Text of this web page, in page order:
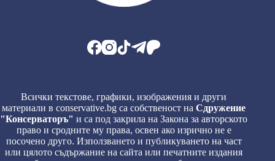
Всички текстове, графики, изображения и други
материали в conservative.bg са собственост наСдружение
"Консерваторъ" и са под закрила на Закона за авторското
право и сродните му права, освен ако изрично не е
посочено друго. Използването и публикуването на част
или цялото съдържание на сайта или печатните издания